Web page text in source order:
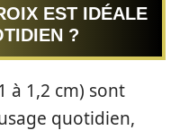
EST IDÉALE
?
à 1,2 cm) sont
quotidien,